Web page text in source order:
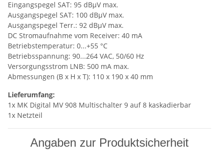
Eingangspegel SAT: 95 dBµV max.
Ausgangspegel SAT: 100 dBµV max.
Ausgangspegel Terr.: 92 dBµV max.
DC Stromaufnahme vom Receiver: 40 mA
Betriebstemperatur: 0...+55 °C
Betriebsspannung: 90...264 VAC, 50/60 Hz
Versorgungsstrom LNB: 500 mA max.
Abmessungen (B x H x T): 110 x 190 x 40 mm
Lieferumfang:
1x MK Digital MV 908 Multischalter 9 auf 8 kaskadierbar
1x Netzteil
Angaben zur Produktsicherheit